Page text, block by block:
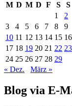
M D M D F S
S
1
2
3
4 5 6 7 8
9
10 11 12 13 14 15 16
17 18 19 20 21 22 23
24 25 26 27 28 29
« Dez.
März »
Blog via E-